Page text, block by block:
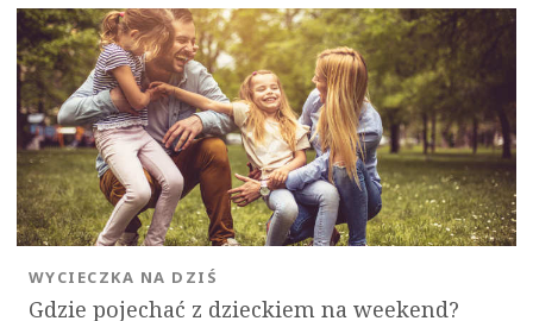
Gdzie pojechać z dzieckiem na weekend?
WYCIECZKA NA DZIŚ